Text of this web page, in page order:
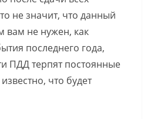
не значит, что данный
вам не нужен, как
последнего года,
ПДД терпят постоянные
что будет